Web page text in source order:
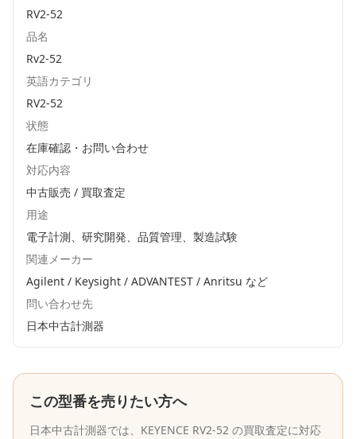
RV2-52
品名
Rv2-52
英語カテゴリ
RV2-52
状態
在庫確認・お問い合わせ
対応内容
中古販売 / 買取査定
用途
電子計測、研究開発、品質管理、製造試験
関連メーカー
Agilent / Keysight / ADVANTEST / Anritsu など
問い合わせ先
日本中古計測器
この型番を売りたい方へ
日本中古計測器では、 KEYENCE RV2-52 の買取査定に対応